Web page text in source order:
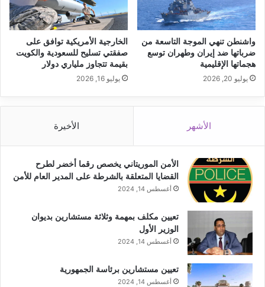
واشنطن تنهي الموجة التاسعة من
ضرباتها ضد إيران وطهران توسع
هجماتها الإقليمية
يوليو 20, 2026
الخارجية الأمريكية توافق على
صفقتي تسليح للسعودية والكويت
بقيمة تتجاوز ملياري دولار
يوليو 16, 2026
الأشهر الأخيرة
الأمن الموريتاني يخصص رقما أخضر لطرح
القضايا المتعلقة بالشرطة على المدير العام للأمن
أغسطس 14, 2024
تعيين مكلف بمهمة وثلاثة مستشارين بديوان
الوزير الأول
أغسطس 14, 2024
تعيين مستشارين برئاسة الجمهورية
أغسطس 14, 2024